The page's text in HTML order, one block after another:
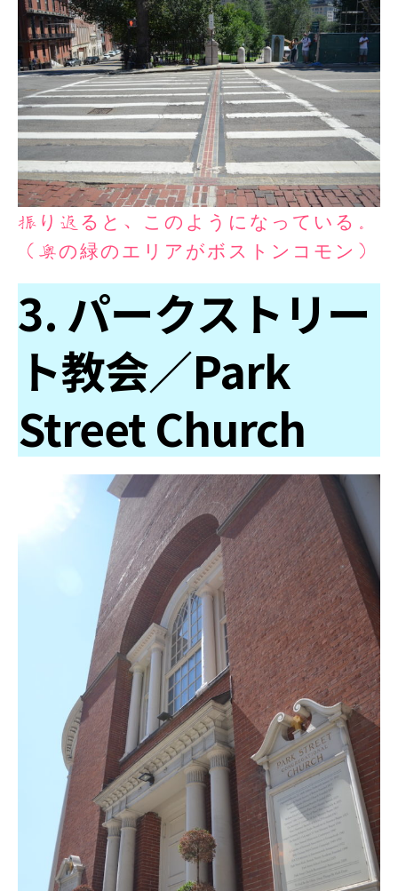
振り返ると、このようになっている。
（奥の緑のエリアがボストンコモン）
3. パークストリー
ト教会／Park
Street Church